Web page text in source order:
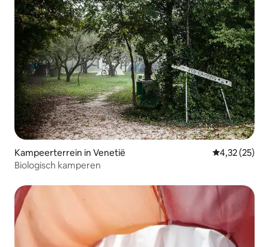
Kampeerterrein in Venetië Gemiddelde
4,32 (25)
Biologisch kamperen